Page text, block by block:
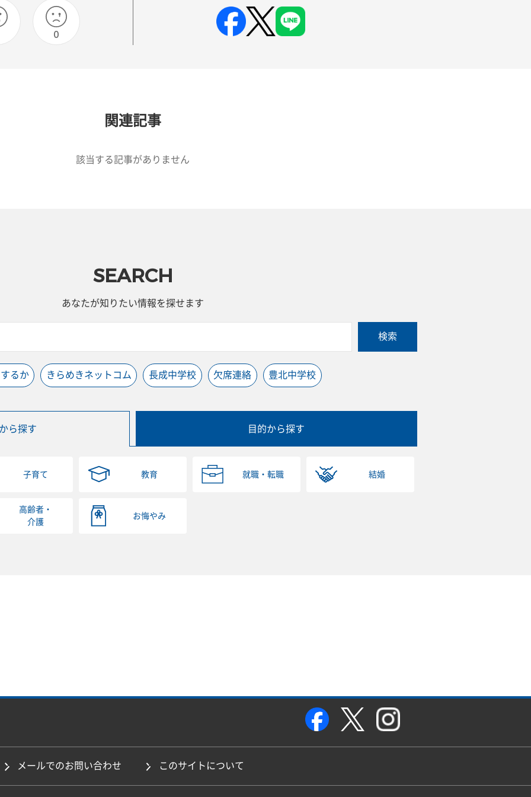
0
関連記事
該当する記事がありません
SEARCH
あなたが知りたい情報を探せます
検索
るか きらめきネットコム 長成中学校 欠席連絡 豊北中学校
ら探す 目的から探す
子育て 教育 就職・転職 結婚
高齢者・
介護
お悔やみ
メールでのお問い合わせ このサイトについて